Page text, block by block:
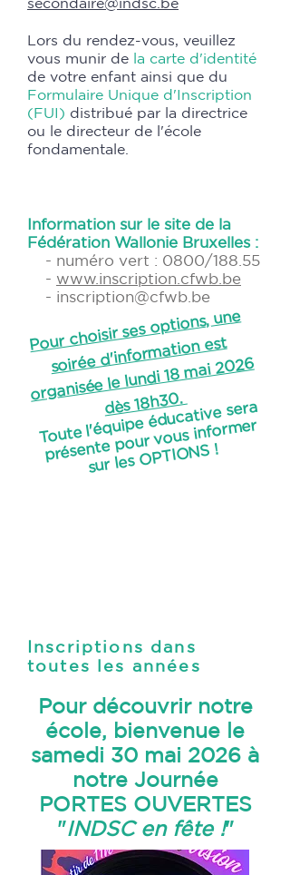
Lors du rendez-vous, veuillez
vous munir de la carte d'identité
de votre enfant ainsi que du
Formulaire Unique d'Inscription
(FUI) distribué par la directrice
ou le directeur de l'école
fondamentale. ​
Information sur le site de la
Fédération Wallonie Bruxelles :
- numéro vert : 0800/188.55
- www.inscription.cfwb.be
- inscription@cfwb.be
​Pour choisir ses options, une
soirée d'infor
mation est
organisée le lundi 18
mai 2026
dès 18h30.
Toute l'équipe éducative sera
présente pour vous infor
mer
sur les OPTIONS !
Inscriptions dans
toutes les années
Pour découvrir notre
école, bienvenue le
samedi 30 mai 2026 à
notre Journée
PORTES OUVERTES
"INDSC en fête !"